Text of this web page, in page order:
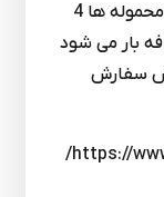
برعهده مشتریان است. وزن استاندارد محموله ها 4
بار می شود
سفارش